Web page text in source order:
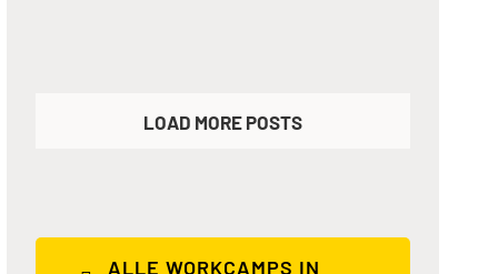
LOAD MORE POSTS
ALLE WORKCAMPS IN